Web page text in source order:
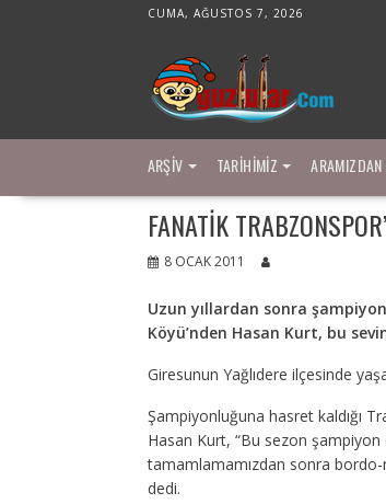
CUMA, AĞUSTOS 7, 2026
ARŞIV TARIHIMIZ
FANATIK
8 OCAK 2011
Uzun yıllardan sonra
Köyü’nden Hasan Kurt, bu
Giresunun Yağlıdere ilçesinde
Şampiyonluğuna hasret kaldığı
Hasan Kurt, “Bu sezon şampiyon
tamamlamamızdan sonra bordo-
dedi.